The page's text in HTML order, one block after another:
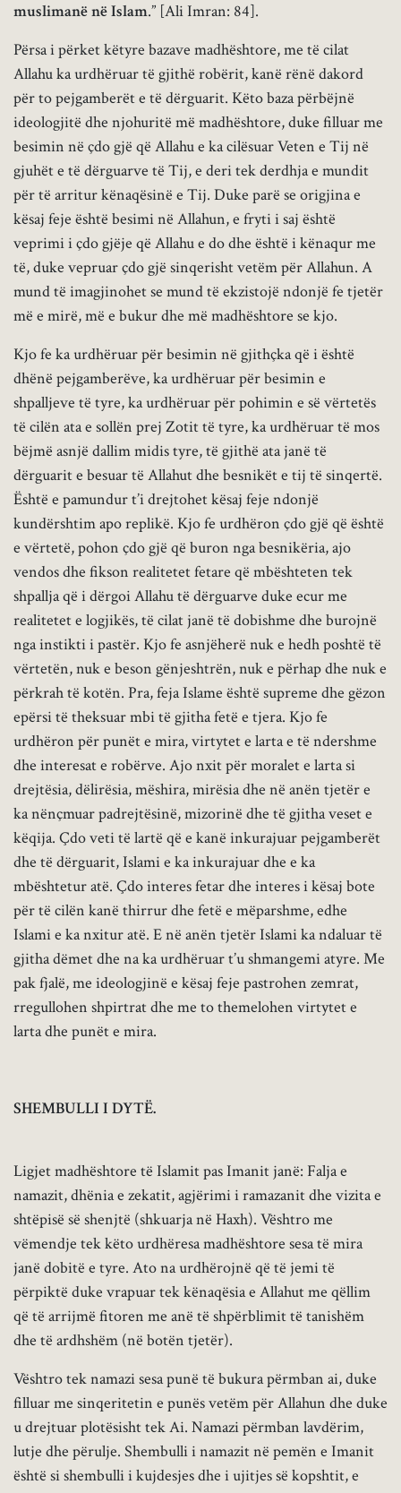
muslimanë në Islam.” [Ali Imran: 84].
Përsa i përket këtyre bazave madhështore, me të cilat
Allahu ka urdhëruar të gjithë robërit, kanë rënë dakord
për to pejgamberët e të dërguarit. Këto baza përbëjnë
ideologjitë dhe njohuritë më madhështore, duke filluar me
besimin në çdo gjë që Allahu e ka cilësuar Veten e Tij në
gjuhët e të dërguarve të Tij, e deri tek derdhja e mundit
për të arritur kënaqësinë e Tij. Duke parë se origjina e
kësaj feje është besimi në Allahun, e fryti i saj është
veprimi i çdo gjëje që Allahu e do dhe është i kënaqur me
të, duke vepruar çdo gjë sinqerisht vetëm për Allahun. A
mund të imagjinohet se mund të ekzistojë ndonjë fe tjetër
më e mirë, më e bukur dhe më madhështore se kjo.
Kjo fe ka urdhëruar për besimin në gjithçka që i është
dhënë pejgamberëve, ka urdhëruar për besimin e
shpalljeve të tyre, ka urdhëruar për pohimin e së vërtetës
të cilën ata e sollën prej Zotit të tyre, ka urdhëruar të mos
bëjmë asnjë dallim midis tyre, të gjithë ata janë të
dërguarit e besuar të Allahut dhe besnikët e tij të sinqertë.
Është e pamundur t’i drejtohet kësaj feje ndonjë
kundërshtim apo replikë. Kjo fe urdhëron çdo gjë që është
e vërtetë, pohon çdo gjë që buron nga besnikëria, ajo
vendos dhe fikson realitetet fetare që mbështeten tek
shpallja që i dërgoi Allahu të dërguarve duke ecur me
realitetet e logjikës, të cilat janë të dobishme dhe burojnë
nga instikti i pastër. Kjo fe asnjëherë nuk e hedh poshtë të
vërtetën, nuk e beson gënjeshtrën, nuk e përhap dhe nuk e
përkrah të kotën. Pra, feja Islame është supreme dhe gëzon
epërsi të theksuar mbi të gjitha fetë e tjera. Kjo fe
urdhëron për punët e mira, virtytet e larta e të ndershme
dhe interesat e robërve. Ajo nxit për moralet e larta si
drejtësia, dëlirësia, mëshira, mirësia dhe në anën tjetër e
ka nënçmuar padrejtësinë, mizorinë dhe të gjitha veset e
këqija. Çdo veti të lartë që e kanë inkurajuar pejgamberët
dhe të dërguarit, Islami e ka inkurajuar dhe e ka
mbështetur atë. Çdo interes fetar dhe interes i kësaj bote
për të cilën kanë thirrur dhe fetë e mëparshme, edhe
Islami e ka nxitur atë. E në anën tjetër Islami ka ndaluar të
gjitha dëmet dhe na ka urdhëruar t’u shmangemi atyre. Me
pak fjalë, me ideologjinë e kësaj feje pastrohen zemrat,
rregullohen shpirtrat dhe me to themelohen virtytet e
larta dhe punët e mira.
SHEMBULLI I DYTË.
Ligjet madhështore të Islamit pas Imanit janë: Falja e
namazit, dhënia e zekatit, agjërimi i ramazanit dhe vizita e
shtëpisë së shenjtë (shkuarja në Haxh). Vështro me
vëmendje tek këto urdhëresa madhështore sesa të mira
janë dobitë e tyre. Ato na urdhërojnë që të jemi të
përpiktë duke vrapuar tek kënaqësia e Allahut me qëllim
që të arrijmë fitoren me anë të shpërblimit të tanishëm
dhe të ardhshëm (në botën tjetër).
Vështro tek namazi sesa punë të bukura përmban ai, duke
filluar me sinqeritetin e punës vetëm për Allahun dhe duke
u drejtuar plotësisht tek Ai. Namazi përmban lavdërim,
lutje dhe përulje. Shembulli i namazit në pemën e Imanit
është si shembulli i kujdesjes dhe i ujitjes së kopshtit, e